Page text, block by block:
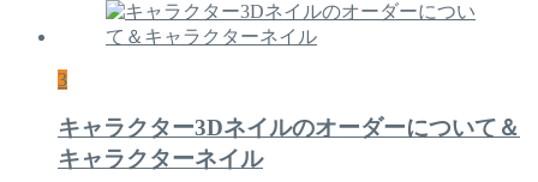
3
キャラクター3Dネイルのオーダーについて＆
キャラクターネイル